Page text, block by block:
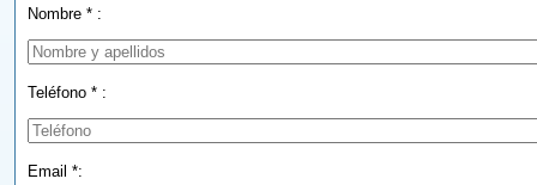
Nombre * :
Teléfono * :
Email *: